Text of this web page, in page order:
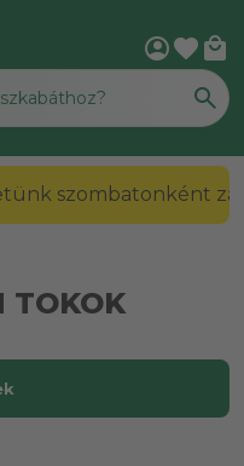
account_circlefavorite local_mall
szombatonként
TOKOK